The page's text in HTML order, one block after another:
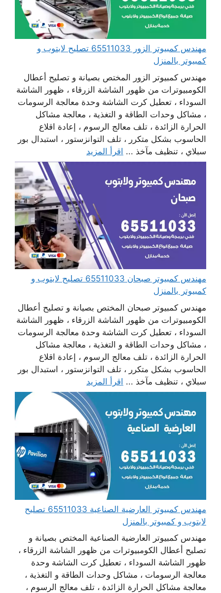
مهندس كمبيوتر الزور 65511033 تصليح لابتوب و
كمبيوتر بالمنزل
مهندس كمبيوتر الزور المختص بصيانة و تصليح أعطال
الكومبيوترات من ظهور الشاشة الزرقاء ، ظهور الشاشة
السوداء ، تعطيل كرت الشاشة وحدة معالجة الرسومات
، مشاكل وحدات الطاقة و التغذية ، معالجة مشاكل
الحرارة الزائدة ، تلف معالج الرسوم ، إعادة اقلاع
الحاسوب بشكل متكرر ، تلف التوانزستور ، استبدال بور
سبلاي ، تنظيف مآخذ ... اقرأ المزيد
مهندس كمبيوتر صبحان 65511033 تصليح لابتوب و
كمبيوتر بالمنزل
مهندس كمبيوتر صبحان المختص بصيانة و تصليح أعطال
الكومبيوترات من ظهور الشاشة الزرقاء ، ظهور الشاشة
السوداء ، تعطيل كرت الشاشة وحدة معالجة الرسومات
، مشاكل وحدات الطاقة و التغذية ، معالجة مشاكل
الحرارة الزائدة ، تلف معالج الرسوم ، إعادة اقلاع
الحاسوب بشكل متكرر ، تلف التوانزستور ، استبدال بور
سبلاي ، تنظيف مآخذ ... اقرأ المزيد
مهندس كمبيوتر العارضية الصناعية 65511033 تصليح
لابتوب و كمبيوتر بالمنزل
مهندس كمبيوتر العارضية الصناعية المختص بصيانة و
تصليح أعطال الكومبيوترات من ظهور الشاشة الزرقاء ،
ظهور الشاشة السوداء ، تعطيل كرت الشاشة وحدة
معالجة الرسومات ، مشاكل وحدات الطاقة و التغذية ،
معالجة مشاكل الحرارة الزائدة ، تلف معالج الرسوم ،